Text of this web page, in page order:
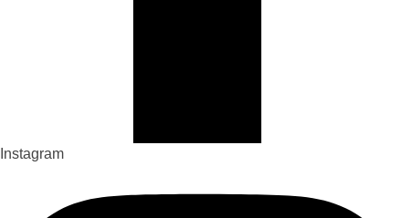
Instagram